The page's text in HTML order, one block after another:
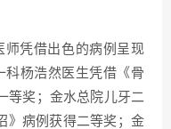
师凭借出色的病例呈现
科杨浩然医生凭借《骨
等奖；金水总院儿牙二
》病例获得二等奖；金